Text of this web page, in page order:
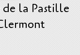
la Pastille